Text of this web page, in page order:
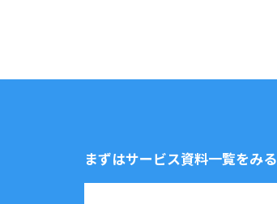
まずはサービス資料一覧をみる